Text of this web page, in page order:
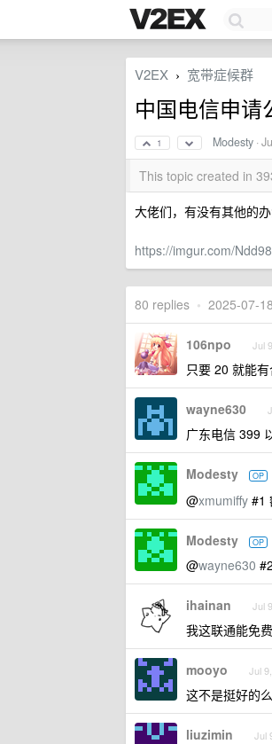
V2EX › 宽带症候群
中国电信申请
1 Modesty ·
This topic created in
大佬们，有没有其他的办
https://imgur.com/
80 replies • 2025-07-
106npo Jul
只要 20 就能
wayne630
广东电信 399
Modesty OP
@xmumiffy #1
Modesty OP
@wayne630
ihainan Jul
我这联通能免
mooyo Jul
这不是挺好的
liuzimin Jul